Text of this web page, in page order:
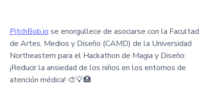
PitchBob.io se enorgullece de asociarse con la Facultad
de Artes, Medios y Diseño (CAMD) de la Universidad
Northeastern para el Hackathon de Magia y Diseño:
¡Reducir la ansiedad de los niños en los entornos de
atención médica! 🎨💡🏥